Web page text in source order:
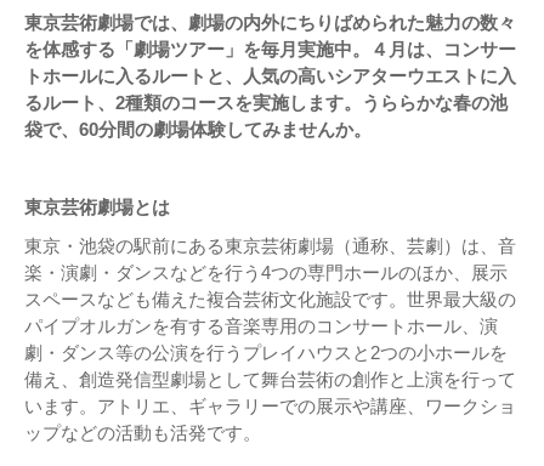
東京芸術劇場では、劇場の内外にちりばめられた魅力の数々
を体感する「劇場ツアー」を毎月実施中。４月は、コンサー
トホールに入るルートと、人気の高いシアターウエストに入
るルート、2種類のコースを実施します。うららかな春の池
袋で、60分間の劇場体験してみませんか。
東京芸術劇場とは
東京・池袋の駅前にある東京芸術劇場（通称、芸劇）は、音
楽・演劇・ダンスなどを行う4つの専門ホールのほか、展示
スペースなども備えた複合芸術文化施設です。世界最大級の
パイプオルガンを有する音楽専用のコンサートホール、演
劇・ダンス等の公演を行うプレイハウスと2つの小ホールを
備え、創造発信型劇場として舞台芸術の創作と上演を行って
います。アトリエ、ギャラリーでの展示や講座、ワークショ
ップなどの活動も活発です。